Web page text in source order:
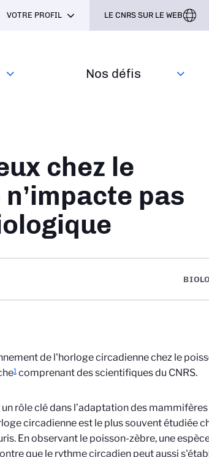
Nos défis‎
VOTRE PROFIL LE CNRS SUR LE WEB
chez le
pas
de l'horloge circadienne chez le
1comprenant des scientifiques du CNRS.
rôle clé dans l’adaptation des mammifères
circadienne est le plus souvent étudiée
En observant le poisson-zèbre, une
que le rythme circadien peut aussi